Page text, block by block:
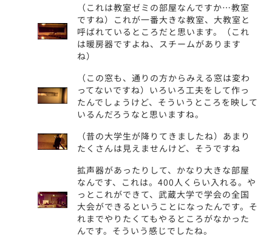
（これは教室ゼミの部屋なんですか…教室
ですね）これが一番大きな教室、大教室と
呼ばれているところだと思います。（これ
は暖房器ですよね、スチームがあります
ね）
（この窓も、通りの方からみえる窓は変わ
ってないですね）いろいろ工夫をして作っ
たんでしょうけど、そういうところを映して
いるんだろうなと思いますね。
（昔の大学生が降りてきましたね）あまり
たくさんは見えませんけど、そうですね
拡声器があったりして、かなり大きな部屋
なんです、これは。400人くらい入れる。や
っとこれができて、武蔵大学で学会の全国
大会ができるということになったんです。そ
れまでやりたくてもやるところがなかった
んです。そういう感じでしたね。